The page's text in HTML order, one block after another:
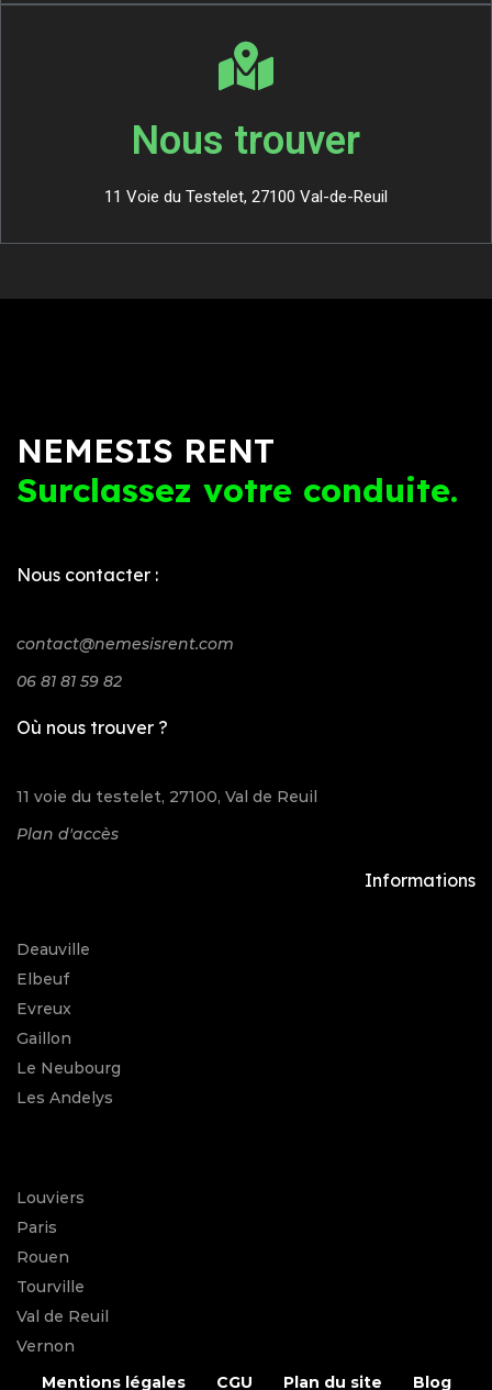
Nous trouver
11 Voie du Testelet, 27100 Val-de-Reuil
NEMESIS RENT
Surclassez votre conduite.
Nous contacter :
contact@nemesisrent.com
06 81 81 59 82
Où nous trouver ?
11 voie du testelet, 27100, Val de Reuil
Plan d'accès
Informations
Deauville
Elbeuf
Evreux
Gaillon
Le Neubourg
Les Andelys
Louviers
Paris
Rouen
Tourville
Val de Reuil
Vernon
Mentions légales
CGU Plan du site Blog